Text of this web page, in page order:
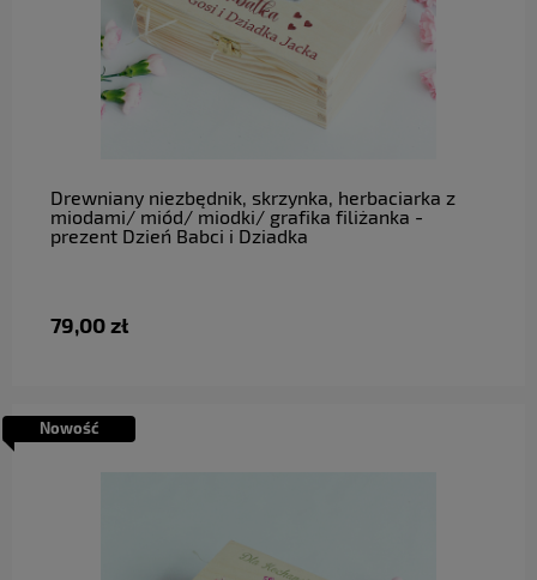
Drewniany niezbędnik, skrzynka, herbaciarka z
miodami/ miód/ miodki/ grafika filiżanka -
prezent Dzień Babci i Dziadka
79,00 zł
do koszyka
Nowość